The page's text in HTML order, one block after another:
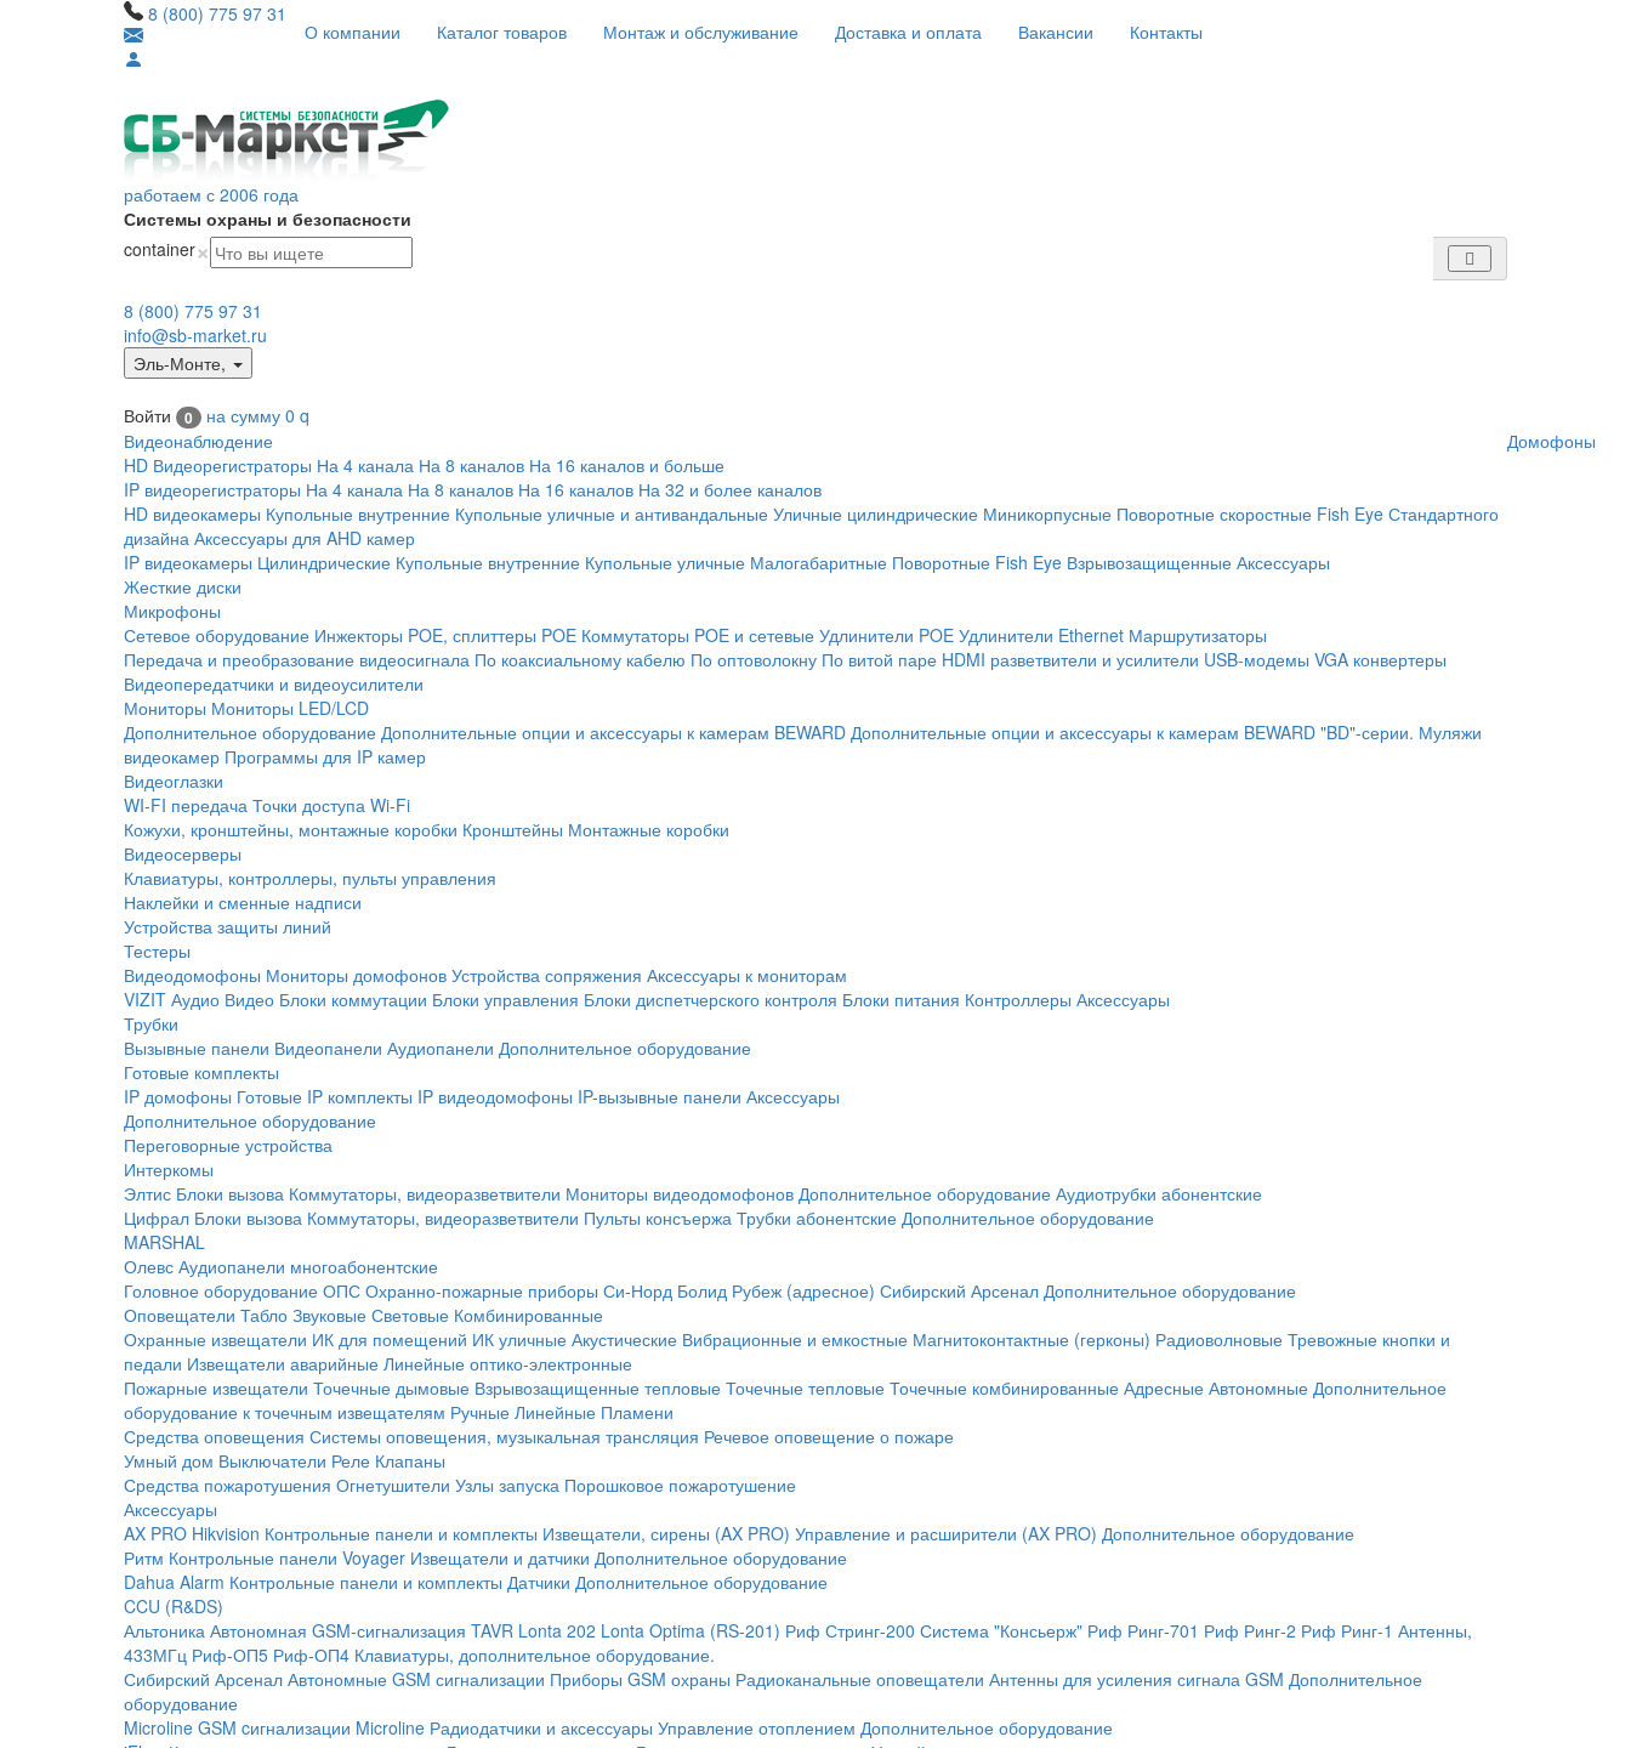
8 (800) 775 97 31
О компании Каталог товаров Монтаж и обслуживание Доставка и оплата Вакансии Контакты
работаем с 2006 года
Системы охраны и безопасности
container×
8 (800) 775 97 31
info@sb-market.ru
Эль-Монте,
Войти 0 на сумму 0 q
Видеонаблюдение
Домофоны
HD Видеорегистраторы На 4 канала На 8 каналов На 16 каналов и больше
IP видеорегистраторы На 4 канала На 8 каналов На 16 каналов На 32 и более каналов
HD видеокамеры Купольные внутренние Купольные уличные и антивандальные Уличные цилиндрические Миникорпусные Поворотные скоростные Fish Eye Стандартного
дизайна Аксессуары для AHD камер
IP видеокамеры Цилиндрические Купольные внутренние Купольные уличные Малогабаритные Поворотные Fish Eye Взрывозащищенные Аксессуары
Жесткие диски
Микрофоны
Сетевое оборудование Инжекторы POE, сплиттеры POE Коммутаторы POE и сетевые Удлинители POE Удлинители Ethernet Маршрутизаторы
Передача и преобразование видеосигнала По коаксиальному кабелю По оптоволокну По витой паре HDMI разветвители и усилители USB-модемы VGA конвертеры
Видеопередатчики и видеоусилители
Мониторы Мониторы LED/LCD
Дополнительное оборудование Дополнительные опции и аксессуары к камерам BEWARD Дополнительные опции и аксессуары к камерам BEWARD "BD"-серии. Муляжи
видеокамер Программы для IP камер
Видеоглазки
WI-FI передача Точки доступа Wi-Fi
Кожухи, кронштейны, монтажные коробки Кронштейны Монтажные коробки
Видеосерверы
Клавиатуры, контроллеры, пульты управления
Наклейки и сменные надписи
Устройства защиты линий
Тестеры
Видеодомофоны Мониторы домофонов Устройства сопряжения Аксессуары к мониторам
VIZIT Аудио Видео Блоки коммутации Блоки управления Блоки диспетчерского контроля Блоки питания Контроллеры Аксессуары
Трубки
Вызывные панели Видеопанели Аудиопанели Дополнительное оборудование
Готовые комплекты
IP домофоны Готовые IP комплекты IP видеодомофоны IP-вызывные панели Аксессуары
Дополнительное оборудование
Переговорные устройства
Интеркомы
Элтис Блоки вызова Коммутаторы, видеоразветвители Мониторы видеодомофонов Дополнительное оборудование Аудиотрубки абонентские
Цифрал Блоки вызова Коммутаторы, видеоразветвители Пульты консъержа Трубки абонентские Дополнительное оборудование
MARSHAL
Олевс Аудиопанели многоабонентские
Головное оборудование ОПС Охранно-пожарные приборы Си-Норд Болид Рубеж (адресное) Сибирский Арсенал Дополнительное оборудование
Оповещатели Табло Звуковые Световые Комбинированные
Охранные извещатели ИК для помещений ИК уличные Акустические Вибрационные и емкостные Магнитоконтактные (герконы) Радиоволновые Тревожные кнопки и
педали Извещатели аварийные Линейные оптико-электронные
Пожарные извещатели Точечные дымовые Взрывозащищенные тепловые Точечные тепловые Точечные комбинированные Адресные Автономные Дополнительное
оборудование к точечным извещателям Ручные Линейные Пламени
Средства оповещения Системы оповещения, музыкальная трансляция Речевое оповещение о пожаре
Умный дом Выключатели Реле Клапаны
Средства пожаротушения Огнетушители Узлы запуска Порошковое пожаротушение
Аксессуары
AX PRO Hikvision Контрольные панели и комплекты Извещатели, сирены (AX PRO) Управление и расширители (AX PRO) Дополнительное оборудование
Ритм Контрольные панели Voyager Извещатели и датчики Дополнительное оборудование
Dahua Alarm Контрольные панели и комплекты Датчики Дополнительное оборудование
CCU (R&DS)
Альтоника Автономная GSM-сигнализация TAVR Lonta 202 Lonta Optima (RS-201) Риф Стринг-200 Система "Консьерж" Риф Ринг-701 Риф Ринг-2 Риф Ринг-1 Антенны,
433МГц Риф-ОП5 Риф-ОП4 Клавиатуры, дополнительное оборудование.
Сибирский Арсенал Автономные GSM сигнализации Приборы GSM охраны Радиоканальные оповещатели Антенны для усиления сигнала GSM Дополнительное
оборудование
Microline GSM cигнализации Microline Радиодатчики и аксессуары Управление отоплением Дополнительное оборудование